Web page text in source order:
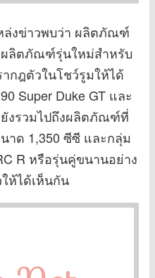
ล่งข่าวพบว่า ผลิตภัณฑ์
ผลิตภัณฑ์รุ่นใหม่สำหรับ
กฎตัวในโชว์รูมให้ได้
Super Duke GT และ
ยังรวมไปถึงผลิตภัณฑ์ที่
าด 1,350 ซีซี และกลุ่ม
R หรือรุ่นคู่ขนานอย่าง
ห้ได้เห็นกัน